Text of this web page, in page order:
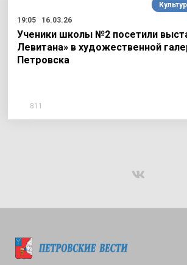
19:05
16.03.26
Ученики школы №2 посетили
Левитана» в художественной
Петровска
811
Подписаться